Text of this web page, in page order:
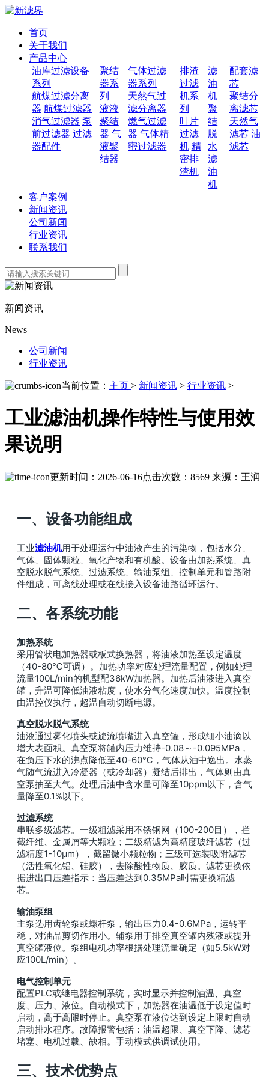
首页
关于我们
产品中心
油库过滤设备
系列
航煤过滤分离
器 航煤过滤器
消气过滤器 泵
前过滤器 过滤
器配件
聚结
器系
列
液液
聚结
器 气
液聚
结器
气体过滤
器系列
天然气过
滤分离器
燃气过滤
器 气体精
密过滤器
排渣
过滤
机系
列
叶片
过滤
机 精
密排
渣机
滤
油
机
聚
结
脱
水
滤
油
机
配套滤
芯
聚结分
离滤芯
天然气
滤芯 油
滤芯
客户案例
新闻资讯
公司新闻
行业资讯
联系我们
新闻资讯
News
公司新闻
行业资讯
当前位置： 主页 > 新闻资讯 > 行业资讯 >
工业滤油机操作特性与使用效
果说明
更新时间：2026-06-16点击次数：8569 来源：王润
一、设备功能组成
工业滤油机用于处理运行中油液产生的污染物，包括水分、
气体、固体颗粒、氧化产物和有机酸。设备由加热系统、真
空脱水脱气系统、过滤系统、输油泵组、控制单元和管路附
件组成，可离线处理或在线接入设备油路循环运行。
二、各系统功能
加热系统
采用管状电加热器或板式换热器，将油液加热至设定温度
（40-80℃可调）。加热功率对应处理流量配置，例如处理
流量100L/min的机型配36kW加热器。加热后油液进入真空
罐，升温可降低油液粘度，使水分气化速度加快。温度控制
由温控仪执行，超温自动切断电源。
真空脱水脱气系统
油液通过雾化喷头或旋流喷嘴进入真空罐，形成细小油滴以
增大表面积。真空泵将罐内压力维持-0.08～-0.095MPa，
在负压下水的沸点降低至40-60℃，气体从油中逸出。水蒸
气随气流进入冷凝器（或冷却器）凝结后排出，气体则由真
空泵抽至大气。处理后油中含水量可降至10ppm以下，含气
量降至0.1%以下。
过滤系统
串联多级滤芯。一级粗滤采用不锈钢网（100-200目），拦
截纤维、金属屑等大颗粒；二级精滤为高精度玻纤滤芯（过
滤精度1-10μm），截留微小颗粒物；三级可选装吸附滤芯
（活性氧化铝、硅胶），去除酸性物质、胶质。滤芯更换依
据进出口压差指示：当压差达到0.35MPa时需更换精滤
芯。
输油泵组
主泵选用齿轮泵或螺杆泵，输出压力0.4-0.6MPa，运转平
稳，对油品剪切作用小。辅泵用于排空真空罐内残液或提升
真空罐液位。泵组电机功率根据处理流量确定（如5.5kW对
应100L/min）。
电气控制单元
配置PLC或继电器控制系统，实时显示并控制油温、真空
度、压力、液位。自动模式下，加热器在油温低于设定值时
启动，高于高限时停止。真空泵在液位达到设定上限时自动
启动排水程序。故障报警包括：油温超限、真空下降、滤芯
堵塞、电机过载、缺相。手动模式供调试使用。
三、技术优势点